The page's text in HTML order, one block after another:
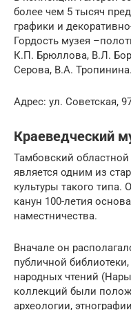
более чем 5 тысяч
графики и
Гордость музея
К.П. Брюллова, В.Л.
Серова, В.А. Тропинина.
Адрес: ул. Советская,
Краеведческий
Тамбовский
является одним из
культуры такого типа.
канун 100-летия
наместничества.
Вначале он
публичной
народных чтений
коллекций были
археологии,